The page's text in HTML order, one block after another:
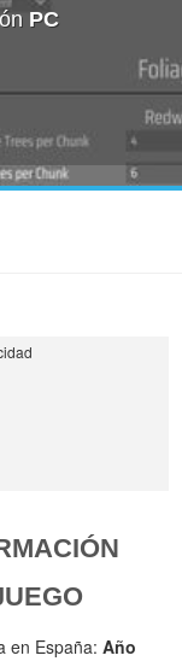
PC
en España:Año